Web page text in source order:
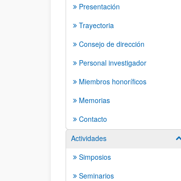
Presentación
Trayectoria
Consejo de dirección
Personal investigador
Miembros honoríficos
Memorias
Contacto
Actividades
Simposios
Seminarios